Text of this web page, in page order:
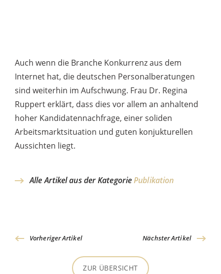
Auch wenn die Branche Konkurrenz aus dem
Internet hat, die deutschen Personalberatungen
sind weiterhin im Aufschwung. Frau Dr. Regina
Ruppert erklärt, dass dies vor allem an anhaltend
hoher Kandidatennachfrage, einer soliden
Arbeitsmarktsituation und guten konjukturellen
Aussichten liegt.
Alle Artikel aus der KategoriePublikation
Vorheriger Artikel
ZUR ÜBERSICHT
Nächster Artikel